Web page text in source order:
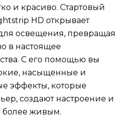
и красиво. Стартовый
HD открывает
освещения, превращая
в настоящее
С его помощью вы
насыщенные и
эффекты, которые
создают настроение и
более живым.